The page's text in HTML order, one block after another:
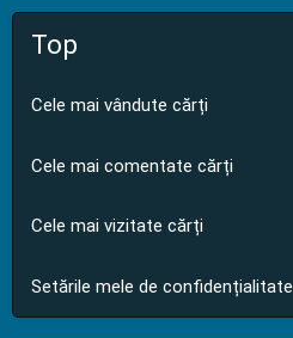
Top
Cele mai vândute cărți
Cele mai comentate cărți
Cele mai vizitate cărți
Setările mele de confidențialitate